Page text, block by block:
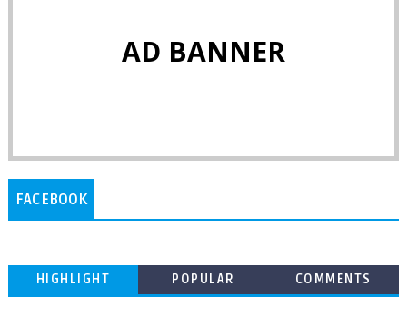
AD BANNER
FACEBOOK
HIGHLIGHT POPULAR COMMENTS